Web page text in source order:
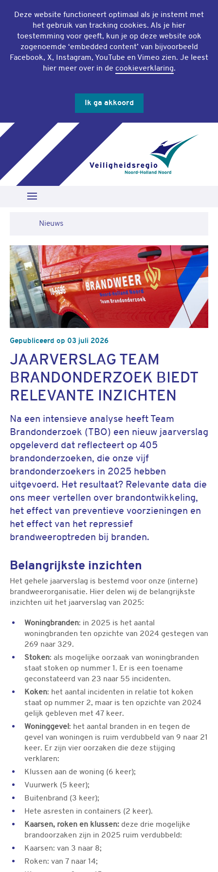
Deze website functioneert optimaal als je instemt met
het gebruik van tracking cookies. Als je hier
toestemming voor geeft, kun je op deze website ook
zogenoemde ‘embedded content’ van bijvoorbeeld
Facebook, X, Instagram, YouTube en Vimeo zien. Je leest
hier meer over in de cookieverklaring.
Ik ga akkoord
Open Menu
Zoeken
Nieuws
Gepubliceerd op 03 juli 2026
JAARVERSLAG TEAM
BRANDONDERZOEK BIEDT
RELEVANTE INZICHTEN
Na een intensieve analyse heeft Team
Brandonderzoek (TBO) een nieuw jaarverslag
opgeleverd dat reflecteert op 405
brandonderzoeken, die onze vijf
brandonderzoekers in 2025 hebben
uitgevoerd. Het resultaat? Relevante data die
ons meer vertellen over brandontwikkeling,
het effect van preventieve voorzieningen en
het effect van het repressief
brandweeroptreden bij branden.
Belangrijkste inzichten
Het gehele jaarverslag is bestemd voor onze (interne)
brandweerorganisatie. Hier delen wij de belangrijkste
inzichten uit het jaarverslag van 2025:
Woningbranden: in 2025 is het aantal
woningbranden ten opzichte van 2024 gestegen van
269 naar 329.
Stoken: als mogelijke oorzaak van woningbranden
staat stoken op nummer 1. Er is een toename
geconstateerd van 23 naar 55 incidenten.
Koken: het aantal incidenten in relatie tot koken
staat op nummer 2, maar is ten opzichte van 2024
gelijk gebleven met 47 keer.
Woninggevel: het aantal branden in en tegen de
gevel van woningen is ruim verdubbeld van 9 naar 21
keer. Er zijn vier oorzaken die deze stijging
verklaren:
Klussen aan de woning (6 keer);
Vuurwerk (5 keer);
Buitenbrand (3 keer);
Hete asresten in containers (2 keer).
Kaarsen, roken en klussen: deze drie mogelijke
brandoorzaken zijn in 2025 ruim verdubbeld:
Kaarsen: van 3 naar 8;
Roken: van 7 naar 14;